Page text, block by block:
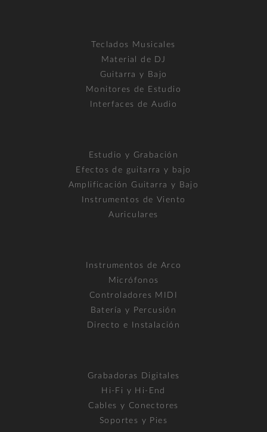
Teclados Musicales
Material de DJ
Guitarra y Bajo
Monitores de Estudio
Interfaces de Audio
Estudio y Grabación
Efectos de guitarra y bajo
Amplificación Guitarra y Bajo
Instrumentos de Viento
Auriculares
Instrumentos de Arco
Micrófonos
Controladores MIDI
Batería y Percusión
Directo e Instalación
Grabadoras Digitales
Hi-Fi y Hi-End
Cables y Conectores
Soportes y Pies